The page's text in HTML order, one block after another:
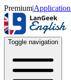
Premium|
Toggle navigation